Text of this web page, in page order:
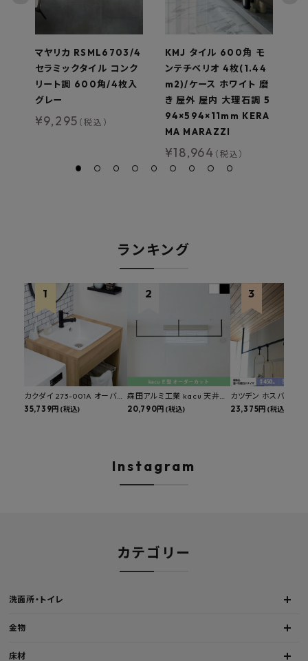
マヤリカ RSML6703/4
セラミックタイル コンク
リート調 600角/4枚入
グレー
¥9,295 （税込）
KMJ タイル 600角 モ
ンテチベリオ 4枚(1.44
m2)/ケース ホワイト 磨
き 屋外 屋内 大理石調 5
94×594×11mm KERA
MA MARAZZI
¥18,964 （税込）
ランキング
カクダイ 273-001A オーバー
カウンタースロップシンク 選
35,739円 (税込)
森田アルミ工業 kacu 天井付
け物干し E型 サイズオーダー
20,790円 (税込)
カツデン ホスバ 天井
物干し 標準サイズ ス
23,375円 (税込)
Instagram
カテゴリー
洗面所・トイレ
金物
床材